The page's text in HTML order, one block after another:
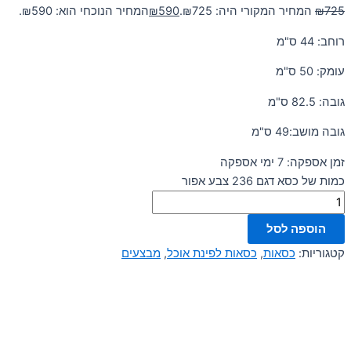
₪725 המחיר המקורי היה: ₪725. ₪590 המחיר הנוכחי הוא: ₪590.
רוחב: 44 ס"מ
עומק: 50 ס"מ
גובה: 82.5 ס"מ
גובה מושב:49 ס"מ
זמן אספקה: 7 ימי אספקה
כמות של כסא דגם 236 צבע אפור
הוספה לסל
קטגוריות: כסאות, כסאות לפינת אוכל, מבצעים